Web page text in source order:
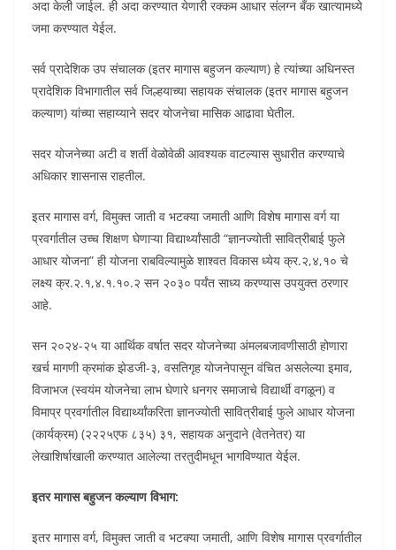
अदा केली जाईल. ही अदा करण्यात येणारी रक्कम आधार संलग्न बँक खात्यामध्ये
जमा करण्यात येईल.
सर्व प्रादेशिक उप संचालक (इतर मागास बहुजन कल्याण) हे त्यांच्या अधिनस्त
प्रादेशिक विभागातील सर्व जिल्हयाच्या सहायक संचालक (इतर मागास बहुजन
कल्याण) यांच्या सहाय्याने सदर योजनेचा मासिक आढावा घेतील.
सदर योजनेच्या अटी व शर्ती वेळोवेळी आवश्यक वाटल्यास सुधारीत करण्याचे
अधिकार शासनास राहतील.
इतर मागास वर्ग, विमुक्त जाती व भटक्या जमाती आणि विशेष मागास वर्ग या
प्रवर्गातील उच्च शिक्षण घेणाऱ्या विद्यार्थ्यांसाठी “ज्ञानज्योती सावित्रीबाई फुले
आधार योजना” ही योजना राबविल्यामुळे शाश्वत विकास ध्येय क्र.२,४,१० चे
लक्ष्य क्र.२.१,४.१.१०.२ सन २०३० पर्यंत साध्य करण्यास उपयुक्त ठरणार
आहे.
सन २०२४-२५ या आर्थिक वर्षात सदर योजनेच्या अंमलबजावणीसाठी होणारा
खर्च मागणी क्रमांक झेडजी-३, वसतिगृह योजनेपासून वंचित असलेल्या इमाव,
विजाभज (स्वयंम योजनेचा लाभ घेणारे धनगर समाजाचे विद्यार्थी वगळून) व
विमाप्र प्रवर्गातील विद्यार्थ्यांकरिता ज्ञानज्योती सावित्रीबाई फुले आधार योजना
(कार्यक्रम) (२२२५एफ ८३५) ३१, सहायक अनुदाने (वेतनेतर) या
लेखाशिर्षाखाली करण्यात आलेल्या तरतुदीमधून भागविण्यात येईल.
इतर मागास बहुजन कल्याण विभाग:
इतर मागास वर्ग, विमुक्त जाती व भटक्या जमाती, आणि विशेष मागास प्रवर्गातील